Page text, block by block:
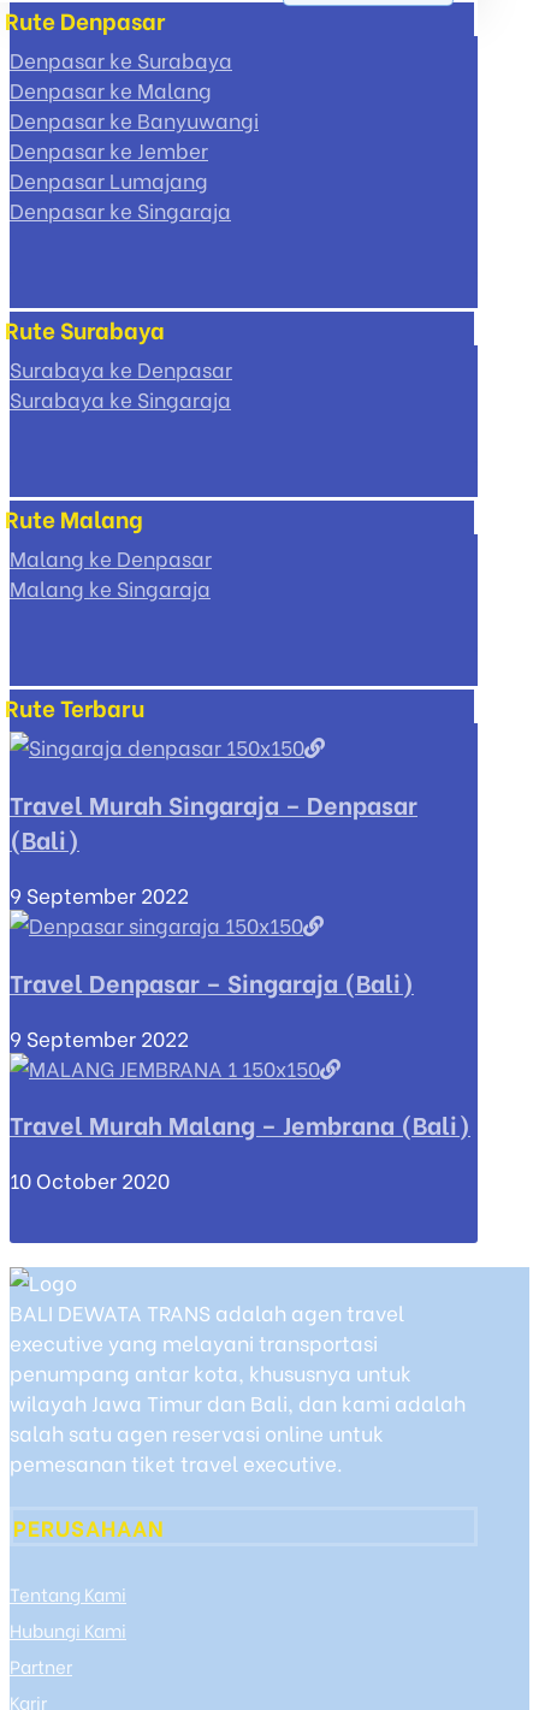
Rute Denpasar
Denpasar ke Surabaya
Denpasar ke Malang
Denpasar ke Banyuwangi
Denpasar ke Jember
Denpasar Lumajang
Denpasar ke Singaraja
Rute Surabaya
Surabaya ke Denpasar
Surabaya ke Singaraja
Rute Malang
Malang ke Denpasar
Malang ke Singaraja
Rute Terbaru
Travel Murah Singaraja – Denpasar
(Bali)
9 September 2022
Travel Denpasar – Singaraja (Bali)
9 September 2022
Travel Murah Malang – Jembrana (Bali)
10 October 2020
BALI DEWATA TRANS adalah agen travel
executive yang melayani transportasi
penumpang antar kota, khususnya untuk
wilayah Jawa Timur dan Bali, dan kami adalah
salah satu agen reservasi online untuk
pemesanan tiket travel executive.
PERUSAHAAN
Tentang Kami
Hubungi Kami
Partner
Karir